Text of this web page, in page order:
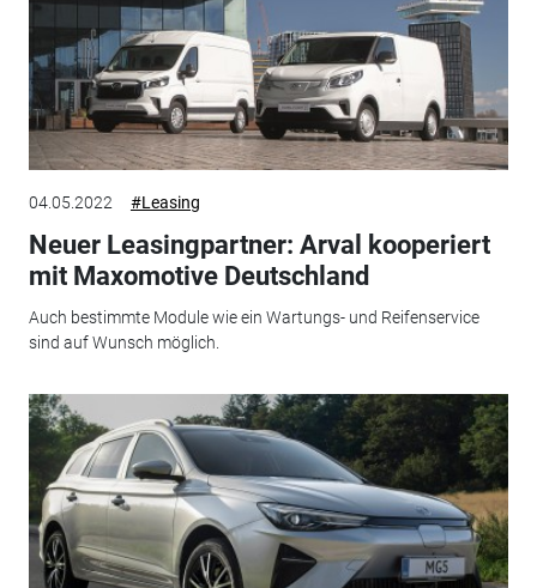
04.05.2022 #Leasing
Neuer Leasingpartner: Arval kooperiert
mit Maxomotive Deutschland
Auch bestimmte Module wie ein Wartungs- und Reifenservice
sind auf Wunsch möglich.